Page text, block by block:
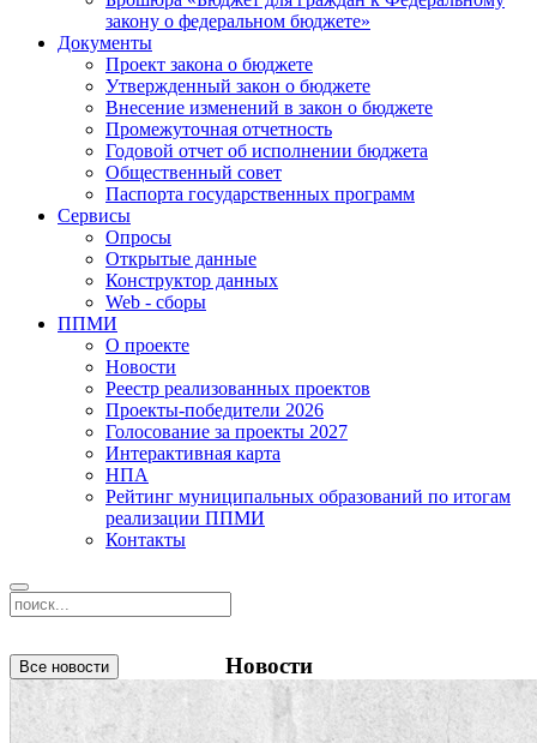
закону о федеральном бюджете»
Документы
Проект закона о бюджете
Утвержденный закон о бюджете
Внесение изменений в закон о бюджете
Промежуточная отчетность
Годовой отчет об исполнении бюджета
Общественный совет
Паспорта государственных программ
Сервисы
Опросы
Открытые данные
Конструктор данных
Web - сборы
ППМИ
О проекте
Новости
Реестр реализованных проектов
Проекты-победители 2026
Голосование за проекты 2027
Интерактивная карта
НПА
Рейтинг муниципальных образований по итогам
реализации ППМИ
Контакты
Новости
Все новости